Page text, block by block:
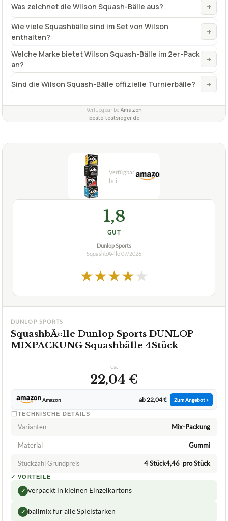
Was zeichnet die Wilson Squash-Bälle aus? +
Wie viele Squashbälle sind im Set von Wilson
enthalten?
+
Welche Marke bietet Wilson Squash-Bälle im 2er-Pack
an?
+
Sind die Wilson Squash-Bälle offizielle Turnierbälle? +
Verfuegbar beiAmazon
beste-testsieger.de
1,8
GUT
Dunlop Sports
SquashbÃ¤lle 07/2026
★★★★★
DUNLOP SPORTS
SquashbÃ¤lle Dunlop Sports DUNLOP
MIXPACKUNG Squashbälle 4Stück
ca.
22,04 €
Amazon ab 22,04 € Zum Angebot »
TECHNISCHE DETAILS
Varianten Mix-Packung
Material Gummi
Stückzahl Grundpreis 4 Stück4,46  pro Stück
✓ VORTEILE
✓ verpackt in kleinen Einzelkartons
✓ ballmix für alle Spielstärken